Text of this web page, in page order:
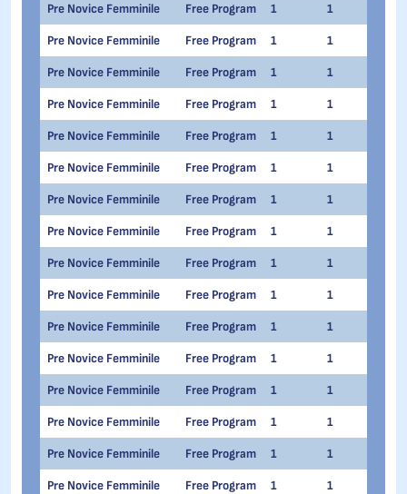
Pre Novice Femminile Free Program 1 1
Pre Novice Femminile Free Program 1 1
Pre Novice Femminile Free Program 1 1
Pre Novice Femminile Free Program 1 1
Pre Novice Femminile Free Program 1 1
Pre Novice Femminile Free Program 1 1
Pre Novice Femminile Free Program 1 1
Pre Novice Femminile Free Program 1 1
Pre Novice Femminile Free Program 1 1
Pre Novice Femminile Free Program 1 1
Pre Novice Femminile Free Program 1 1
Pre Novice Femminile Free Program 1 1
Pre Novice Femminile Free Program 1 1
Pre Novice Femminile Free Program 1 1
Pre Novice Femminile Free Program 1 1
Pre Novice Femminile Free Program 1 1